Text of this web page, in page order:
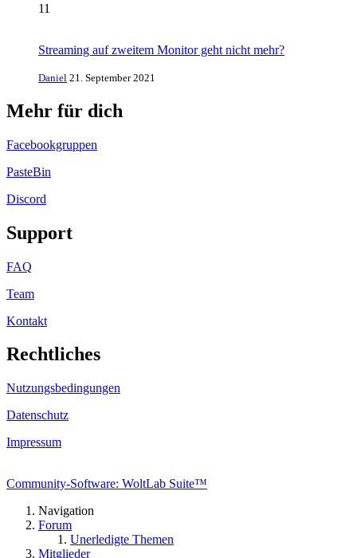
11
Streaming auf zweitem Monitor geht nicht mehr?
Daniel 21. September 2021
Mehr für dich
Facebookgruppen
PasteBin
Discord
Support
FAQ
Team
Kontakt
Rechtliches
Nutzungsbedingungen
Datenschutz
Impressum
Community-Software: WoltLab Suite™
Navigation
Forum
Unerledigte Themen
Mitglieder